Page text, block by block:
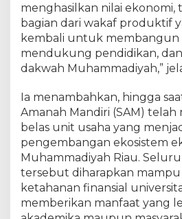
menghasilkan nilai ekonomi,
bagian dari wakaf produktif
kembali untuk membangun
mendukung pendidikan,
dakwah Muhammadiyah,”
Ia menambahkan, hingga
Amanah Mandiri (SAM)
belas unit usaha yang
pengembangan ekosistem
Muhammadiyah Riau.
tersebut diharapkan
ketahanan finansial
memberikan manfaat yang